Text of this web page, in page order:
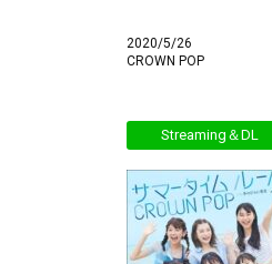
2020/5/26
CROWN POP
Streaming＆DL